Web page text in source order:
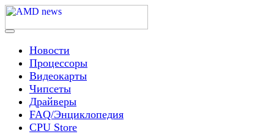
Skip
content
AMD news
Menu
Новости
Процессоры
Видеокарты
Чипсеты
Драйверы
FAQ/Энциклопедия
CPU Store